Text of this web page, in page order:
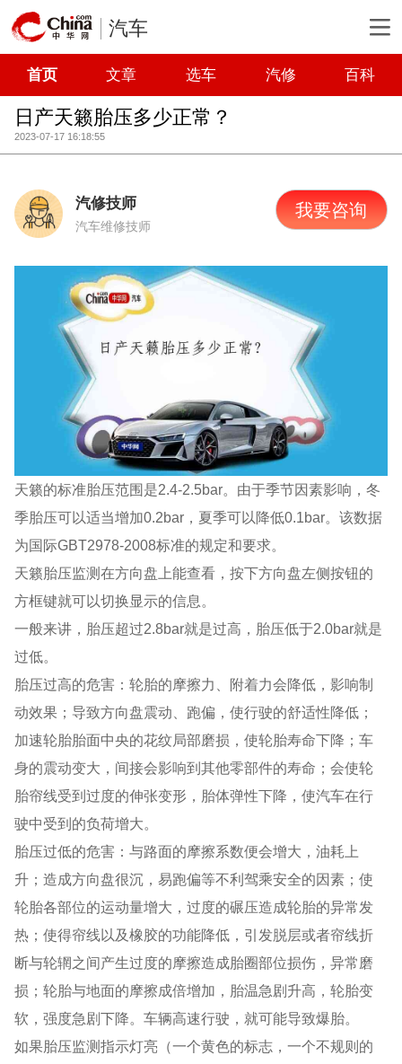
汽车
首页 文章 选车 汽修 百科
日产天籁胎压多少正常？
2023-07-17 16:18:55
汽修技师
汽车维修技师
我要咨询
天籁的标准胎压范围是2.4-2.5bar。由于季节因素影响，冬
季胎压可以适当增加0.2bar，夏季可以降低0.1bar。该数据
为国际GBT2978-2008标准的规定和要求。
天籁胎压监测在方向盘上能查看，按下方向盘左侧按钮的
方框键就可以切换显示的信息。
一般来讲，胎压超过2.8bar就是过高，胎压低于2.0bar就是
过低。
胎压过高的危害：轮胎的摩擦力、附着力会降低，影响制
动效果；导致方向盘震动、跑偏，使行驶的舒适性降低；
加速轮胎胎面中央的花纹局部磨损，使轮胎寿命下降；车
身的震动变大，间接会影响到其他零部件的寿命；会使轮
胎帘线受到过度的伸张变形，胎体弹性下降，使汽车在行
驶中受到的负荷增大。
胎压过低的危害：与路面的摩擦系数便会增大，油耗上
升；造成方向盘很沉，易跑偏等不利驾乘安全的因素；使
轮胎各部位的运动量增大，过度的碾压造成轮胎的异常发
热；使得帘线以及橡胶的功能降低，引发脱层或者帘线折
断与轮辋之间产生过度的摩擦造成胎圈部位损伤，异常磨
损；轮胎与地面的摩擦成倍增加，胎温急剧升高，轮胎变
软，强度急剧下降。车辆高速行驶，就可能导致爆胎。
如果胎压监测指示灯亮（一个黄色的标志，一个不规则的